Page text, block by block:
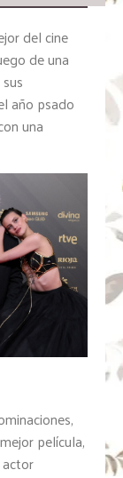
del cine
de una
año psado
una
película,